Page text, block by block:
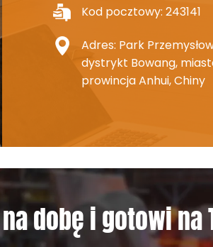
Kod pocztowy: 243141
Adres: Park
dystrykt Bowang,
prowincja Anhui, Chiny
dobę i gotowi